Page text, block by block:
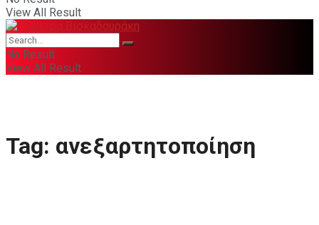
View All Result
No Result
View All Result
Tag: ανεξαρτητοποίηση